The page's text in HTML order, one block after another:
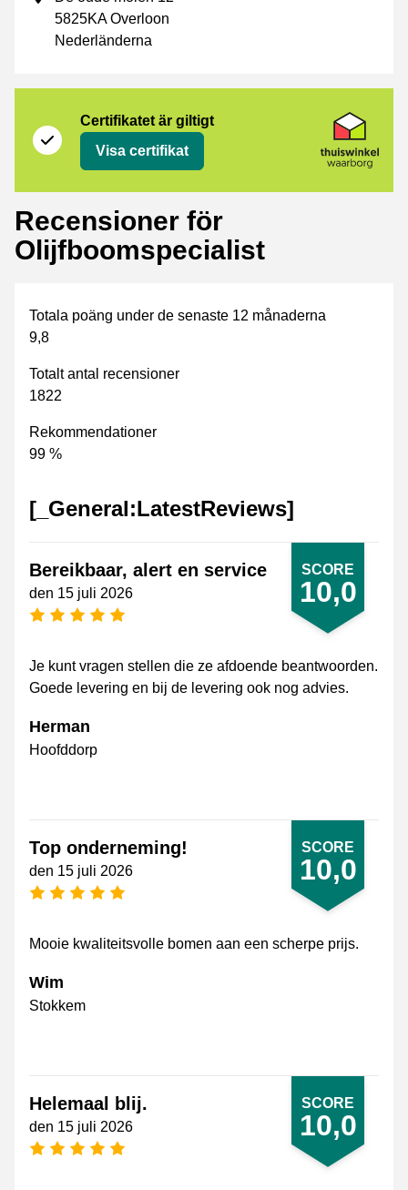
5825KA Overloon
Nederländerna
Certifikatet är giltigt
Visa certifikat
Recensioner för
Olijfboomspecialist
Totala poäng under de senaste 12 månaderna
9,8
Totalt antal recensioner
1822
Rekommendationer
99 %
[_General:LatestReviews]
SCORE
10,0
Bereikbaar, alert en service
den 15 juli 2026
[_General:NumberOfStarsPluralFormat]
Je kunt vragen stellen die ze afdoende beantwoorden.
Goede levering en bij de levering ook nog advies.
Herman
Hoofddorp
SCORE
10,0
Top onderneming!
den 15 juli 2026
[_General:NumberOfStarsPluralFormat]
Mooie kwaliteitsvolle bomen aan een scherpe prijs.
Wim
Stokkem
SCORE
10,0
Helemaal blij.
den 15 juli 2026
[_General:NumberOfStarsPluralFormat]